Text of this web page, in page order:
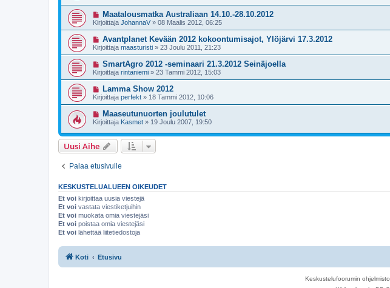
Maatalousmatka Australiaan 14.10.-28.10.2012
Kirjoittaja JohannaV » 08 Maalis 2012, 06:25
Avantplanet Kevään 2012 kokoontumisajot, Ylöjärvi 17.3.2012
Kirjoittaja maasturisti » 23 Joulu 2011, 21:23
SmartAgro 2012 -seminaari 21.3.2012 Seinäjoella
Kirjoittaja rintaniemi » 23 Tammi 2012, 15:03
Lamma Show 2012
Kirjoittaja perfekt » 18 Tammi 2012, 10:06
Maaseutunuorten joulutulet
Kirjoittaja Kasmet » 19 Joulu 2007, 19:50
Uusi Aihe
Palaa etusivulle
KESKUSTELUALUEEN OIKEUDET
Et voi kirjoittaa uusia viestejä
Et voi vastata viestiketjuihin
Et voi muokata omia viestejäsi
Et voi poistaa omia viestejäsi
Et voi lähettää liitetiedostoja
Koti Etusivu
Keskustelufoorumin ohjelmisto